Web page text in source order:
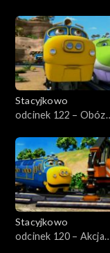
Stacyjkowo
odcinek 122 – Obóz
Stacyjkowo
odcinek 120 – Akcja